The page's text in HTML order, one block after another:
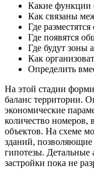
Какие функции
Как связаны
Где
Где появятся
Где будут зоны
Как
Определить
На этой стадии
баланс территории.
экономические
количество номеров,
объектов. На схеме
зданий, позволяющие
гипотезы. Детальные
застройки пока не